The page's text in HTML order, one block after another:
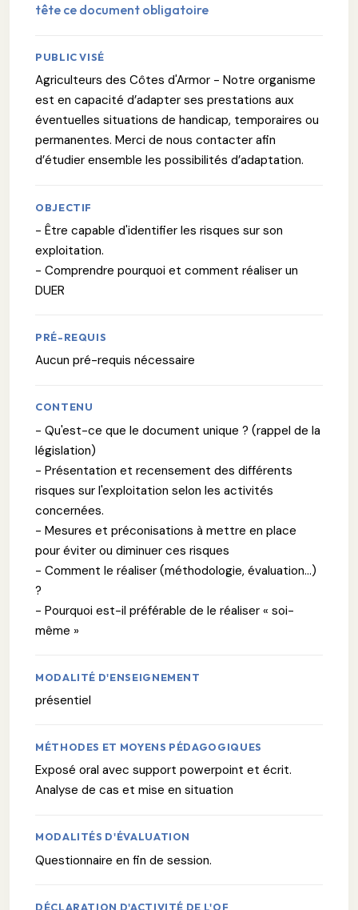
tête ce document obligatoire
PUBLIC VISÉ
Agriculteurs des Côtes d'Armor - Notre organisme
est en capacité d’adapter ses prestations aux
éventuelles situations de handicap, temporaires ou
permanentes. Merci de nous contacter afin
d’étudier ensemble les possibilités d’adaptation.
OBJECTIF
- Être capable d'identifier les risques sur son
exploitation.
- Comprendre pourquoi et comment réaliser un
DUER
PRÉ-REQUIS
Aucun pré-requis nécessaire
CONTENU
- Qu'est-ce que le document unique ? (rappel de la
législation)
- Présentation et recensement des différents
risques sur l'exploitation selon les activités
concernées.
- Mesures et préconisations à mettre en place
pour éviter ou diminuer ces risques
- Comment le réaliser (méthodologie, évaluation…)
?
- Pourquoi est-il préférable de le réaliser « soi-
même »
MODALITÉ D'ENSEIGNEMENT
présentiel
MÉTHODES ET MOYENS PÉDAGOGIQUES
Exposé oral avec support powerpoint et écrit.
Analyse de cas et mise en situation
MODALITÉS D'ÉVALUATION
Questionnaire en fin de session.
DÉCLARATION D'ACTIVITÉ DE L'OF